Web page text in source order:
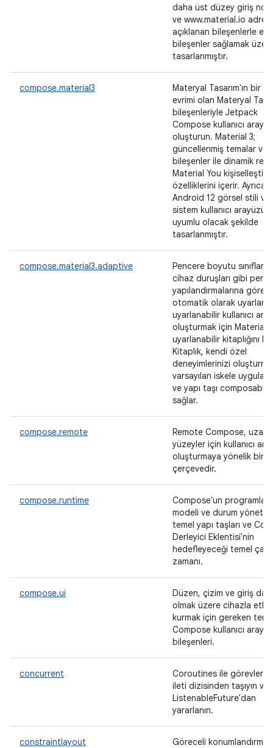
daha üst düzey giriş
ve www.material.io
açıklanan bileşenlerle
bileşenler sağlamak
tasarlanmıştır.
compose.material3
Materyal Tasarım'ın bir
evrimi olan Materyal
bileşenleriyle Jetpack
Compose kullanıcı
oluşturun. Material 3;
güncellenmiş temalar ve
bileşenler ile dinamik
Material You
özelliklerini içerir. Ayrıca
Android 12 görsel stili ve
sistem kullanıcı arayüzü
uyumlu olacak şekilde
tasarlanmıştır.
compose.material3.adaptive
Pencere boyutu sınıfları
cihaz duruşları gibi
yapılandırmalarına göre
otomatik olarak
uyarlanabilir kullanıcı
oluşturmak için Material 3
uyarlanabilir kitaplığını
Kitaplık, kendi özel
deneyimlerinizi
varsayılan iskele
ve yapı taşı
sağlar.
compose.remote
Remote Compose, uzak
yüzeyler için kullanıcı
oluşturmaya yönelik bir
çerçevedir.
compose.runtime
Compose'un
modeli ve durum
temel yapı taşları ve
Derleyici Eklentisi'nin
hedefleyeceği temel
zamanı.
compose.ui
Düzen, çizim ve giriş
olmak üzere cihazla
kurmak için gereken
Compose kullanıcı
bileşenleri.
concurrent
Coroutines ile görevleri
ileti dizisinden taşıyın ve
ListenableFuture'dan
yararlanın.
constraintlayout
Göreceli konumlandırma